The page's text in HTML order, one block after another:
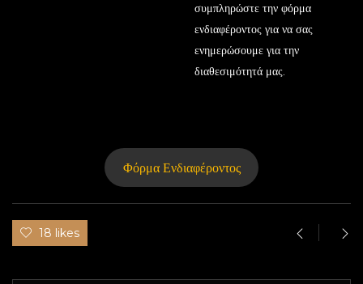
συμπληρώστε την φόρμα
ενδιαφέροντος για να σας
ενημερώσουμε για την
διαθεσιμότητά μας.
Φόρμα Ενδιαφέροντος
18 likes